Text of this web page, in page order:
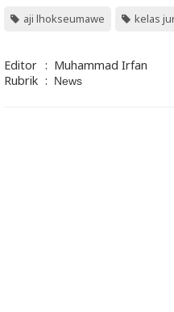
aji lhokseumawe kelas
Editor : Muhammad Irfan
Rubrik : News